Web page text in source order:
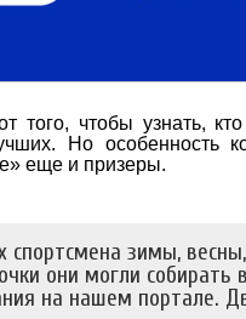
чтобы узнать,
Но особенность
еще и призеры.
спортсмена зимы,
они могли собирать
на нашем портале.